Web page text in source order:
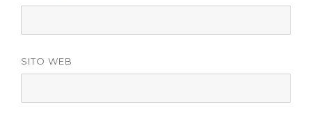
SITO WEB